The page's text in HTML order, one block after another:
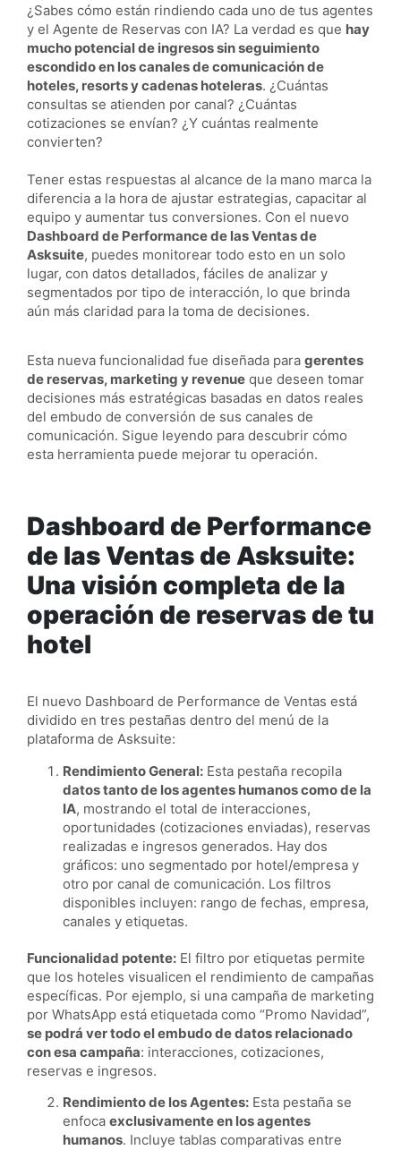
¿Sabes cómo están rindiendo cada uno de tus agentes
y el Agente de Reservas con IA? La verdad es que hay
mucho potencial de ingresos sin seguimiento
escondido en los canales de comunicación de
hoteles, resorts y cadenas hoteleras. ¿Cuántas
consultas se atienden por canal? ¿Cuántas
cotizaciones se envían? ¿Y cuántas realmente
convierten?
Tener estas respuestas al alcance de la mano marca la
diferencia a la hora de ajustar estrategias, capacitar al
equipo y aumentar tus conversiones. Con el nuevo
Dashboard de Performance de las Ventas de
Asksuite, puedes monitorear todo esto en un solo
lugar, con datos detallados, fáciles de analizar y
segmentados por tipo de interacción, lo que brinda
aún más claridad para la toma de decisiones.
Esta nueva funcionalidad fue diseñada para gerentes
de reservas, marketing y revenue que deseen tomar
decisiones más estratégicas basadas en datos reales
del embudo de conversión de sus canales de
comunicación. Sigue leyendo para descubrir cómo
esta herramienta puede mejorar tu operación.
Dashboard de Performance
de las Ventas de Asksuite:
Una visión completa de la
operación de reservas de tu
hotel
El nuevo Dashboard de Performance de Ventas está
dividido en tres pestañas dentro del menú de la
plataforma de Asksuite:
Rendimiento General: Esta pestaña recopila
datos tanto de los agentes humanos como de la
IA, mostrando el total de interacciones,
oportunidades (cotizaciones enviadas), reservas
realizadas e ingresos generados. Hay dos
gráficos: uno segmentado por hotel/empresa y
otro por canal de comunicación. Los filtros
disponibles incluyen: rango de fechas, empresa,
canales y etiquetas.
Funcionalidad potente: El filtro por etiquetas permite
que los hoteles visualicen el rendimiento de campañas
específicas. Por ejemplo, si una campaña de marketing
por WhatsApp está etiquetada como “Promo Navidad”,
se podrá ver todo el embudo de datos relacionado
con esa campaña: interacciones, cotizaciones,
reservas e ingresos.
Rendimiento de los Agentes: Esta pestaña se
enfoca exclusivamente en los agentes
humanos. Incluye tablas comparativas entre